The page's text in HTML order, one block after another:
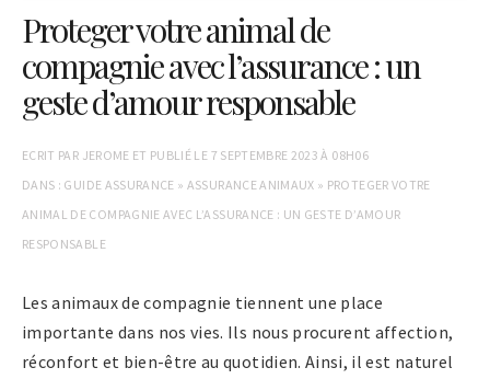
Proteger votre animal de
compagnie avec l’assurance : un
geste d’amour responsable
ECRIT PAR JEROME ET PUBLIÉ LE 7 SEPTEMBRE 2023 À 08H06
DANS : GUIDE ASSURANCE » ASSURANCE ANIMAUX » PROTEGER VOTRE
ANIMAL DE COMPAGNIE AVEC L’ASSURANCE : UN GESTE D’AMOUR
RESPONSABLE
Les animaux de compagnie tiennent une place
importante dans nos vies. Ils nous procurent affection,
réconfort et bien-être au quotidien. Ainsi, il est naturel